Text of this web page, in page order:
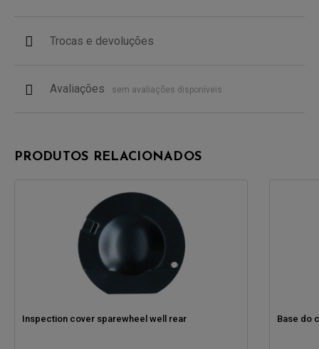
Trocas e devoluções
Avaliações sem avaliações disponíveis
PRODUTOS RELACIONADOS
Inspection cover sparewheel well rear Base do